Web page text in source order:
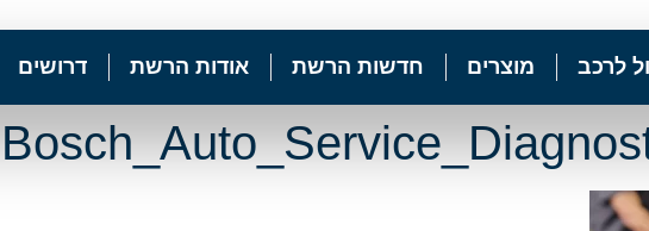
לרכב מוצרים חדשות הרשת אודות הרשת דרושים